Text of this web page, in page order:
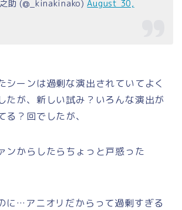
助 (@_kinakinako)August 30,
シーンは過剰な演出されていてよく
たが、新しい試み？いろんな演出が
る？回でしたが、
ンからしたらちょっと戸惑った
に…アニオリだからって過剰すぎる